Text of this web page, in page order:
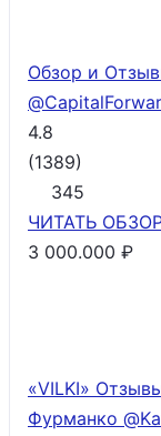
Обзор и
4.8
(1389)
345
ЧИТАТЬ
3 000.000 ₽
«VILKI»
Фурманко